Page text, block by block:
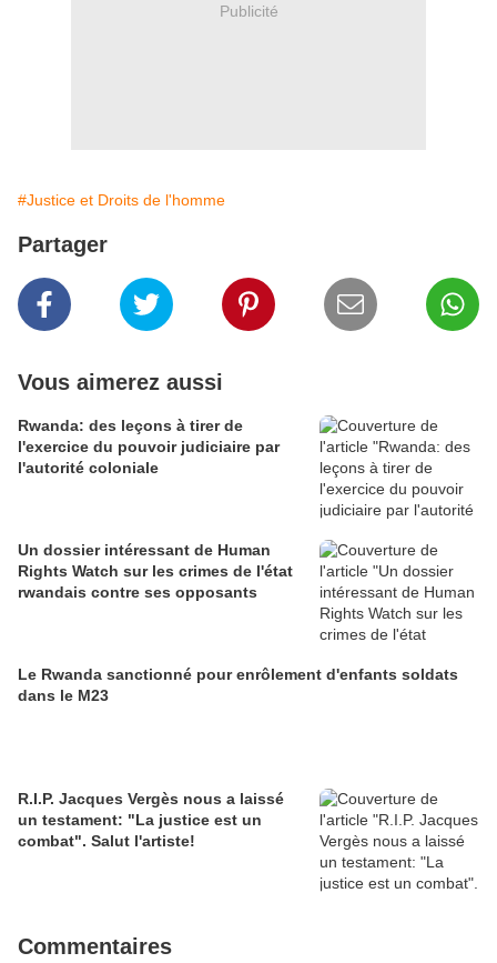
Publicité
#Justice et Droits de l'homme
Partager
Vous aimerez aussi
Rwanda: des leçons à tirer de
l'exercice du pouvoir judiciaire par
l'autorité coloniale
Un dossier intéressant de Human
Rights Watch sur les crimes de l'état
rwandais contre ses opposants
Le Rwanda sanctionné pour enrôlement d'enfants soldats
dans le M23
R.I.P. Jacques Vergès nous a laissé
un testament: "La justice est un
combat". Salut l'artiste!
Commentaires